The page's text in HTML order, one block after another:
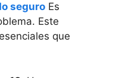
seguro Es
Este
que